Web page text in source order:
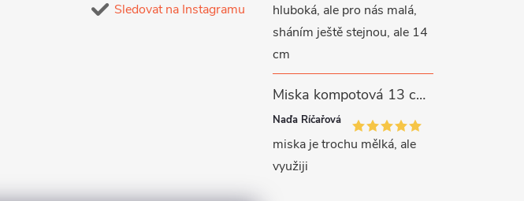
Sledovat na Instagramu
hluboká, ale pro nás malá,
sháním ještě stejnou, ale 14
cm
Miska kompotová 13 cm, bílý porcelán, Verona, G. Benedikt
Naďa Říčařová
miska je trochu mělká, ale
využiji